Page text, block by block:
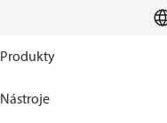
Produkty
Nástroje